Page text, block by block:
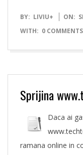
2014-
09-
BY: LIVIU+ ON:
WITH: 0 COMMENTS
Sprijina
Daca ai
ramana online in